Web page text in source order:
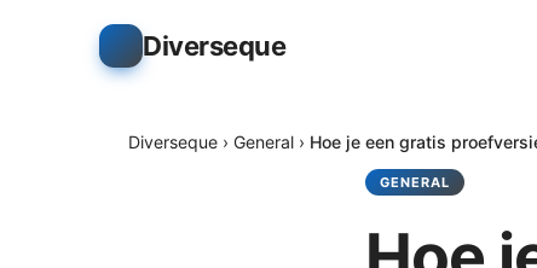
Diverseque
Diverseque › General › Hoe je een gratis
GENERAL